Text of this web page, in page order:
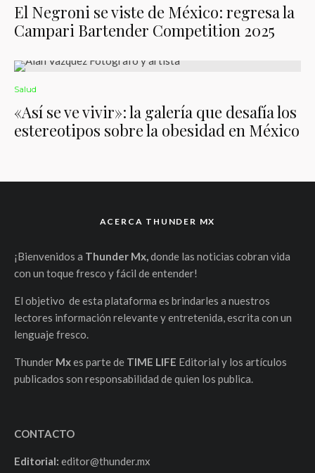
El Negroni se viste de México: regresa la
Campari Bartender Competition 2025
Salud
«Así se ve vivir»: la galería que desafía los
estereotipos sobre la obesidad en México
ACERCA THUNDER MX
¡Bienvenidos a Thunder Mx, donde las noticias cobran vida
con un toque fresco y fácil de entender!
El objetivo de esta plataforma es brindarles a nuestros
lectores información relevante y entretenida, escrita con un
lenguaje fresco.
Thunder Mxes parte de TIME LIFE Editorial y los artículos
publicados son responsabilidad de quien los publica.
CONTACTO
Editorial: editor@thunder.mx